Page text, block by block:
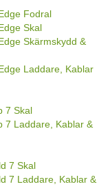
Fodral
Skal
Skärmskydd &
Laddare, Kablar
7 Skal
7 Laddare, Kablar &
7 Skal
7 Laddare, Kablar &